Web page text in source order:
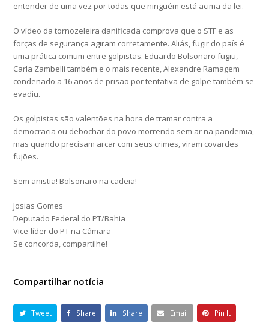
entender de uma vez por todas que ninguém está acima da lei.
O vídeo da tornozeleira danificada comprova que o STF e as
forças de segurança agiram corretamente. Aliás, fugir do país é
uma prática comum entre golpistas. Eduardo Bolsonaro fugiu,
Carla Zambelli também e o mais recente, Alexandre Ramagem
condenado a 16 anos de prisão por tentativa de golpe também se
evadiu.
Os golpistas são valentões na hora de tramar contra a
democracia ou debochar do povo morrendo sem ar na pandemia,
mas quando precisam arcar com seus crimes, viram covardes
fujões.
Sem anistia! Bolsonaro na cadeia!
Josias Gomes
Deputado Federal do PT/Bahia
Vice-líder do PT na Câmara
Se concorda, compartilhe!
Compartilhar notícia
Tweet Share Share Email Pin It